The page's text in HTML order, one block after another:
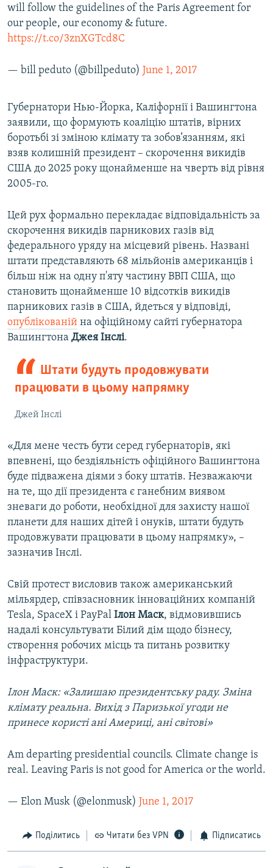
will follow the guidelines of the Paris Agreement for
our people, our economy & future.
https://t.co/3znXGTcd8C
— bill peduto (@billpeduto) June 1, 2017
​Губернатори Нью-Йорка, Каліфорнії і Вашингтона
заявили, що формують коаліцію штатів, вірних
боротьбі зі зміною клімату та зобов’язанням, які
взяв колишній президент – скорочення викидів
США до 2025 року щонайменше на чверть від рівня
2005-го.
Цей рух формально перекладає відповідальність за
скорочення викидів парникових газів від
федерального уряду на місцевий рівень. Названі
штати представляють 68 мільйонів американців і
більш ніж на одну п'яту частину ВВП США, що
становить щонайменше 10 відсотків викидів
парникових газів в США, йдеться у відповіді,
опублікованій на офіційному сайті губернатора
Вашингтона Джея Інслі.
Штати будуть продовжувати
працювати в цьому напрямку
Джей Інслі
«Для мене честь бути серед губернаторів, які
впевнені, що бездіяльність офіційного Вашингтона
буде підважена діями з боку штатів. Незважаючи
на те, що дії президента є ганебним виявом
зневаги до роботи, необхідної для захисту нашої
планети для наших дітей і онуків, штати будуть
продовжувати працювати в цьому напрямку», –
зазначив Інслі.
Свій протест висловив також американський
мільярдер, співзасновник інноваційних компаній
Tesla, SpaceX і PayPal Ілон Маск, відмовившись
надалі консультувати Білий дім щодо бізнесу,
створення робочих місць та питань розвитку
інфраструктури.
Ілон Маск: «Залишаю президентську раду. Зміна
клімату реальна. Вихід з Паризької угоди не
принесе користі ані Америці, ані світові»
Am departing presidential councils. Climate change is
real. Leaving Paris is not good for America or the world.
— Elon Musk (@elonmusk) June 1, 2017
Поділитись Читати без VPN Підписатись